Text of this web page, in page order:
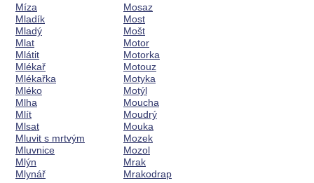
Míza
Mladík
Mladý
Mlat
Mlátit
Mlékař
Mlékařka
Mléko
Mlha
Mlít
Mlsat
Mluvit s mrtvým
Mluvnice
Mlýn
Mlynář
Mosaz
Most
Mošt
Motor
Motorka
Motouz
Motyka
Motýl
Moucha
Moudrý
Mouka
Mozek
Mozol
Mrak
Mrakodrap